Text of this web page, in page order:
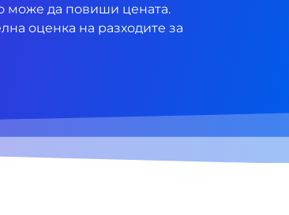
може да повиши цената.
оценка на разходите за